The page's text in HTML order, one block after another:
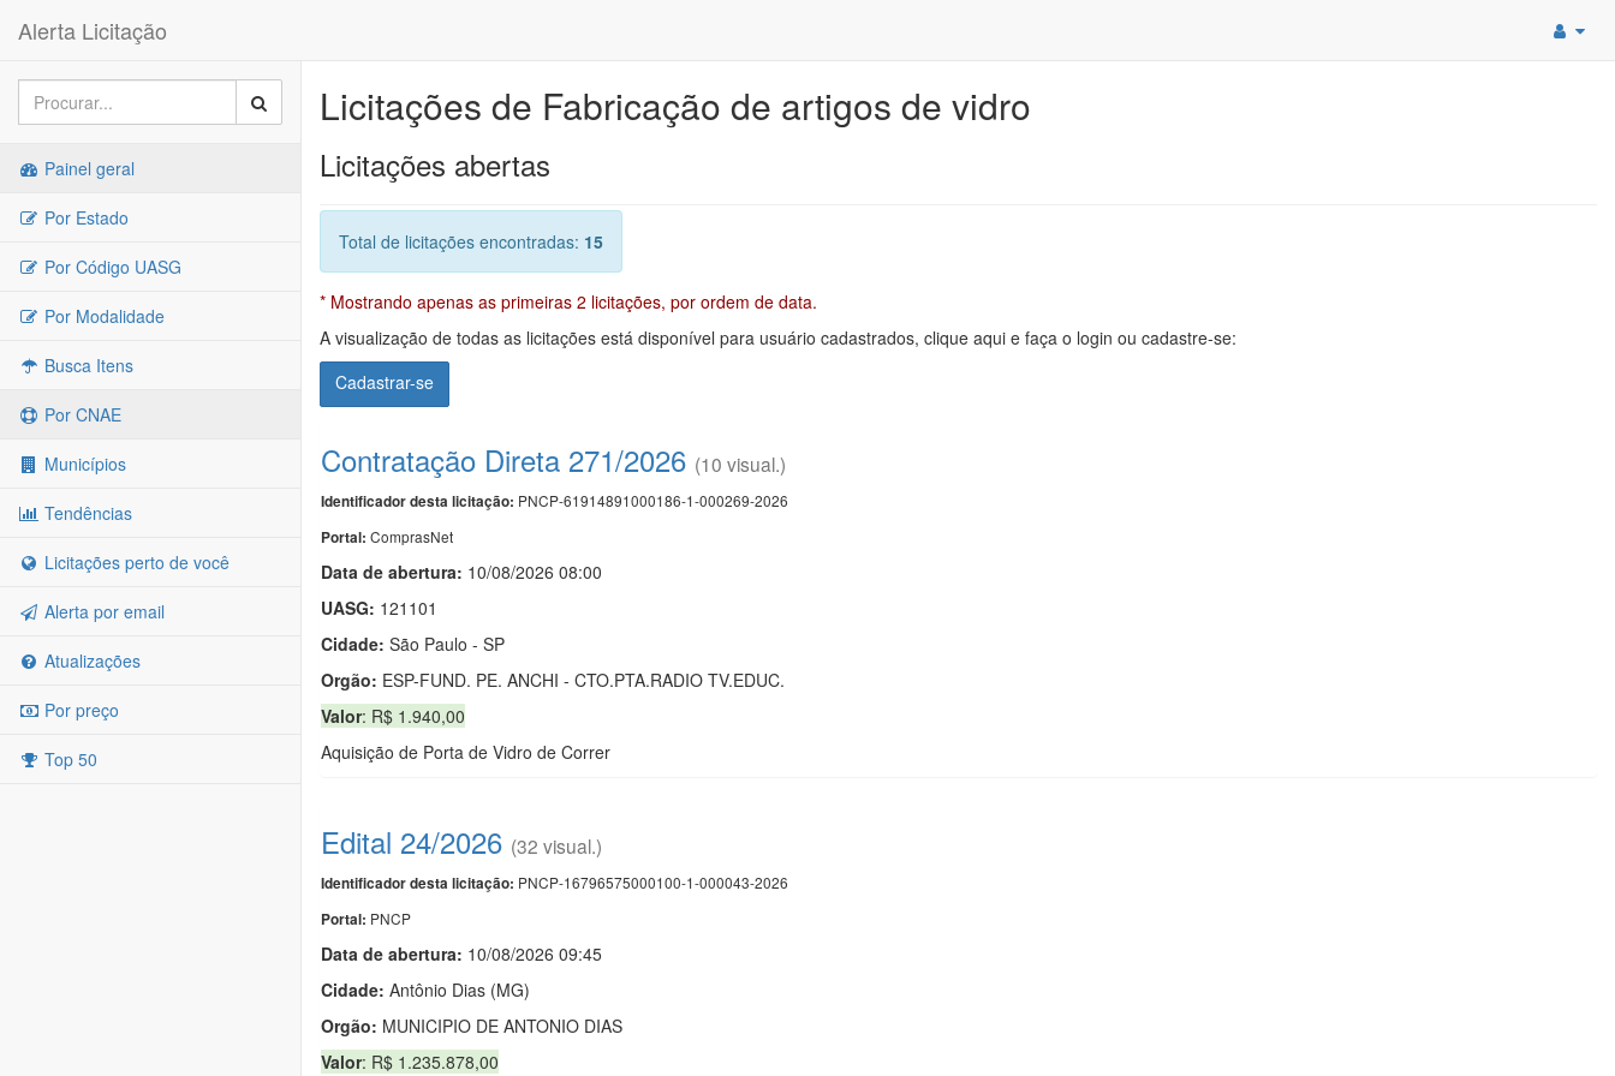
Alerta Licitação
Painel geral
Por Estado
Por Código UASG
Por Modalidade
Busca Itens
Por CNAE
Municípios
Tendências
Licitações perto de você
Alerta por email
Atualizações
Por preço
Top 50
Licitações de Fabricação de artigos de vidro
Licitações abertas
Total de licitações encontradas: 15
* Mostrando apenas as primeiras 2 licitações, por ordem de data.
A visualização de todas as licitações está disponível para usuário cadastrados, clique aqui e faça o login ou cadastre-se:
Cadastrar-se
Contratação Direta 271/2026 (10 visual.)
Identificador desta licitação: PNCP-61914891000186-1-000269-2026
Portal: ComprasNet
Data de abertura: 10/08/2026 08:00
UASG: 121101
Cidade: São Paulo - SP
Orgão: ESP-FUND. PE. ANCHI - CTO.PTA.RADIO TV.EDUC.
Valor: R$ 1.940,00
Aquisição de Porta de Vidro de Correr
Edital 24/2026 (32 visual.)
Identificador desta licitação: PNCP-16796575000100-1-000043-2026
Portal: PNCP
Data de abertura: 10/08/2026 09:45
Cidade: Antônio Dias (MG)
Orgão: MUNICIPIO DE ANTONIO DIAS
Valor: R$ 1.235.878,00